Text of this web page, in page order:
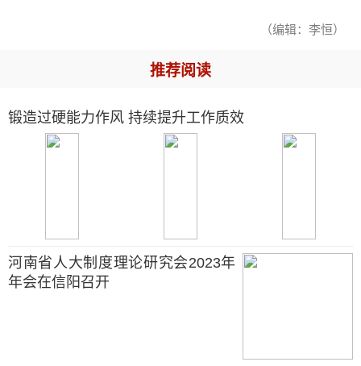
（编辑：李恒）
推荐阅读
锻造过硬能力作风 持续提升工作质效
河南省人大制度理论研究会2023年
年会在信阳召开